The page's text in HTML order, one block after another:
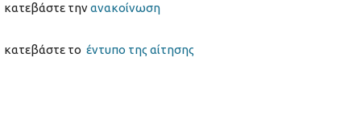
κατεβάστε τηνανακοίνωση
κατεβάστε το έντυπο της αίτησης